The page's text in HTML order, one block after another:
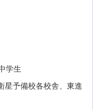
学生
星予備校各校舎、東進